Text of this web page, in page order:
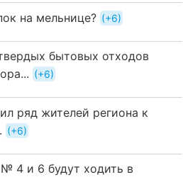
на мельнице? +6
бытовых отходов
+6
ряд жителей региона к
+6
4 и 6 будут ходить в